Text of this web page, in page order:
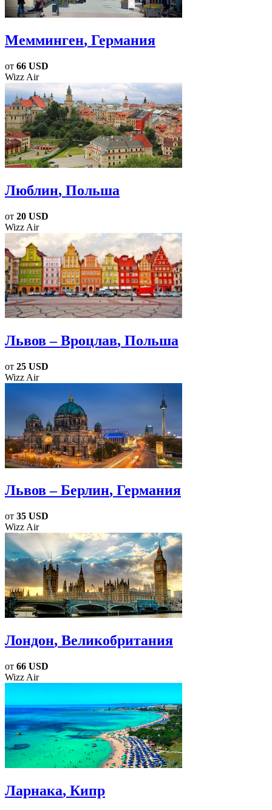
Мемминген, Германия
от 66 USD
Wizz Air
Люблин, Польша
от 20 USD
Wizz Air
Львов – Вроцлав, Польша
от 25 USD
Wizz Air
Львов – Берлин, Германия
от 35 USD
Wizz Air
Лондон, Великобритания
от 66 USD
Wizz Air
Ларнака, Кипр